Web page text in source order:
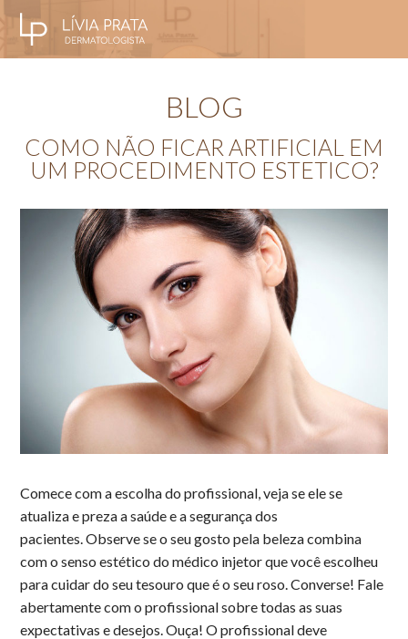
BLOG
COMO NÃO FICAR ARTIFICIAL EM
UM PROCEDIMENTO ESTETICO?
Comece com a escolha do profissional, veja se ele se
atualiza e preza a saúde e a segurança dos
pacientes.Observe se o seu gosto pela beleza combina
com o senso estético do médico injetor que você escolheu
para cuidar do seu tesouro que é o seu roso. Converse! Fale
abertamente com o profissional sobre todas as suas
expectativas e desejos. Ouça! O profissional deve